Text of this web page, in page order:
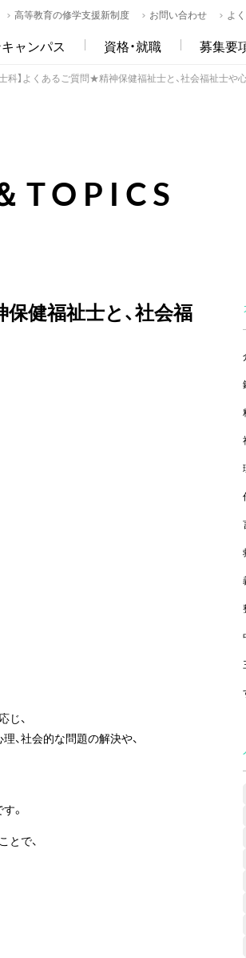
ャンパス 資格・就職 募集要
高等教育の修学支援新制度 お問い合わせ よ
科】よくあるご質問★精神保健福祉士と、社会福祉士や
TOPICS
健福祉士と、社会福
、
、社会的な問題の解決や、
。
とで、